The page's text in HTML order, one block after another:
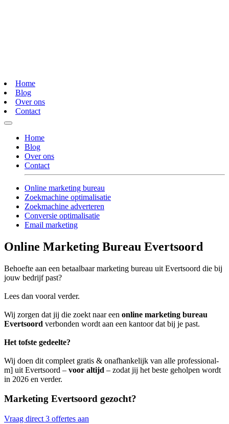
Home
Blog
Over ons
Contact
Home
Blog
Over ons
Contact
Online marketing bureau
Zoekmachine optimalisatie
Zoekmachine adverteren
Conversie optimalisatie
Email marketing
Online Marketing Bureau Evertsoord
Behoefte aan een betaalbaar marketing bureau uit Evertsoord die bij
jouw bedrijf past?
Lees dan vooral verder.
Wij zorgen dat jij die zoekt naar een online marketing bureau
Evertsoord verbonden wordt aan een kantoor dat bij je past.
Het tofste gedeelte?
Wij doen dit compleet gratis & onafhankelijk van alle professional-
m] uit Evertsoord – voor altijd – zodat jij het beste geholpen wordt
in 2026 en verder.
Marketing Evertsoord gezocht?
Vraag direct 3 offertes aan